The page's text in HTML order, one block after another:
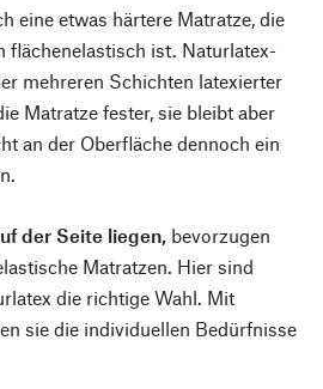
eine etwas härtere Matratze, die
flächenelastisch ist. Naturlatex-
mehreren Schichten latexierter
Matratze fester, sie bleibt aber
an der Oberfläche dennoch ein
der Seite liegen, bevorzugen
Matratzen. Hier sind
die richtige Wahl. Mit
sie die individuellen Bedürfnisse